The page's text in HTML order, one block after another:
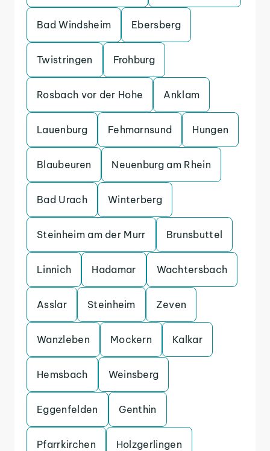
Bad Windsheim Ebersberg
Twistringen Frohburg
Rosbach vor der Hohe Anklam
Lauenburg Fehmarnsund Hungen
Blaubeuren Neuenburg am Rhein
Bad Urach Winterberg
Steinheim am der Murr Brunsbuttel
Linnich Hadamar Wachtersbach
Asslar Steinheim Zeven
Wanzleben Mockern Kalkar
Hemsbach Weinsberg
Eggenfelden Genthin
Pfarrkirchen Holzgerlingen